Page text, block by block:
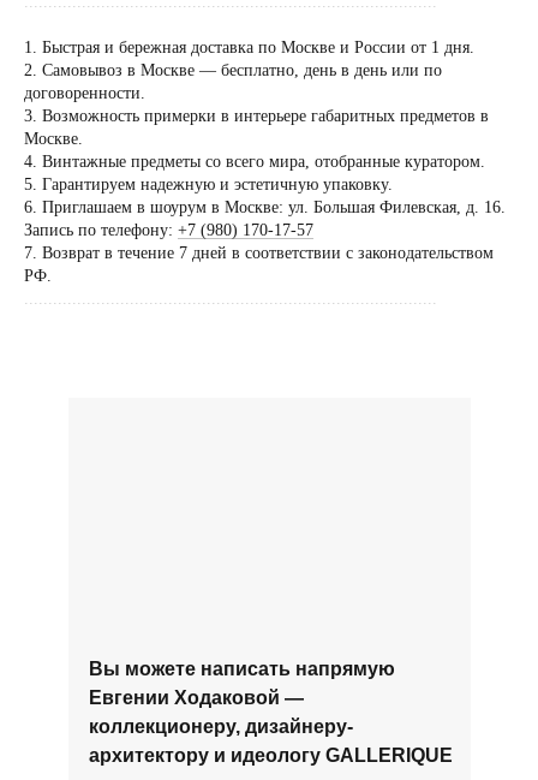
1. Быстрая и бережная доставка по Москве и России от 1 дня.
2. Самовывоз в Москве — бесплатно, день в день или по
договоренности.
3. Возможность примерки в интерьере габаритных предметов в
Москве.
4. Винтажные предметы со всего мира, отобранные куратором.
5. Гарантируем надежную и эстетичную упаковку.
6. Приглашаем в шоурум в Москве: ул. Большая Филевская, д. 16.
Запись по телефону: +7 (980) 170-17-57
7. Возврат в течение 7 дней в соответствии с законодательством
РФ.
......................................................................................
Вы можете написать напрямую
Евгении Ходаковой —
коллекционеру, дизайнеру-
архитектору и идеологу GALLERIQUE
Вы можете
Евгении
архитектору и
Посещение только
договоренности